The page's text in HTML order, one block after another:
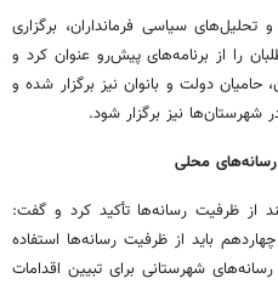
و تحلیل‌های سیاسی فرمانداران، برگزاری
را از برنامه‌های پیش‌رو عنوان کرد و
دولت و بانوان نیز برگزار شده و
نیز برگزار شود.
محلی
از ظرفیت رسانه‌ها تأکید کرد و گفت:
باید از ظرفیت رسانه‌ها استفاده
شهرستانی برای تبیین اقدامات